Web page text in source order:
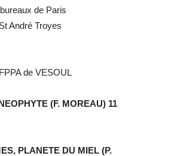
de Paris
André Troyes
de VESOUL
(F. MOREAU) 11
PLANETE DU MIEL (P.